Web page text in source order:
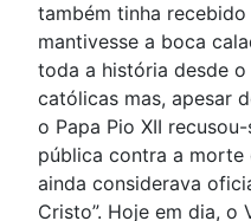
também tinha
mantivesse a boca
toda a história desde
católicas mas, apesar
o Papa Pio XII
pública contra a morte
ainda considerava
Cristo”. Hoje em dia, o